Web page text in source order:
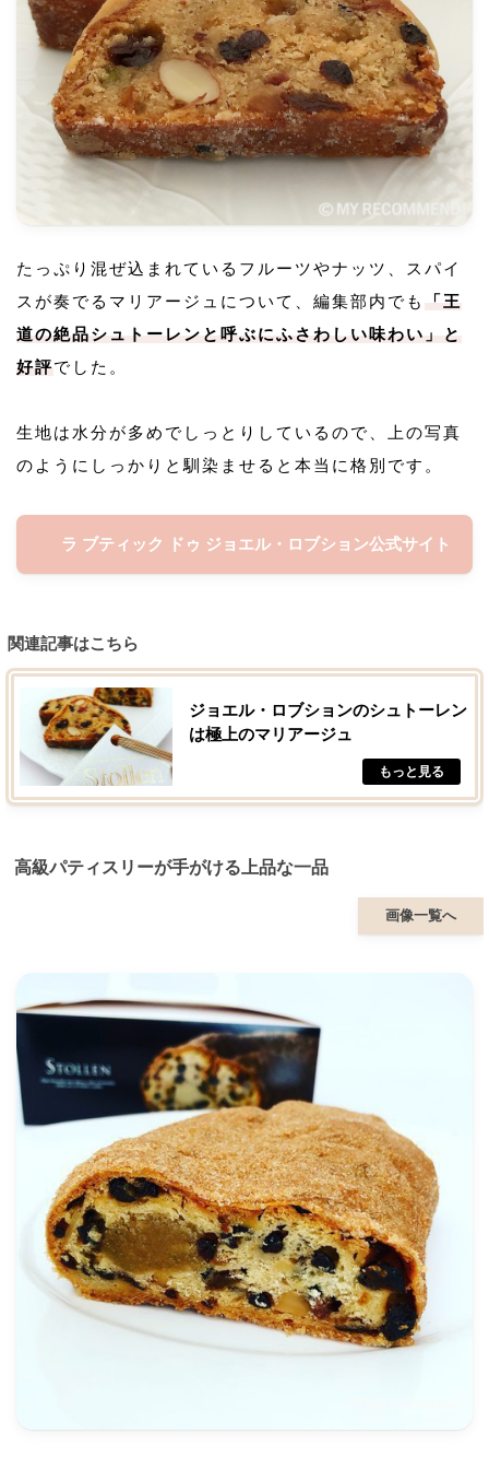
たっぷり混ぜ込まれているフルーツやナッツ、スパイ
スが奏でるマリアージュについて、編集部内でも
「王
道の絶品シュトーレンと呼ぶにふさわしい味わい」と
好評でした。
生地は水分が多めでしっとりしているので、上の写真
のようにしっかりと馴染ませると本当に格別です。
ラ ブティック ドゥ ジョエル・ロブション公式サイト
関連記事はこちら
ジョエル・ロブションのシュトーレン
は極上のマリアージュ
高級パティスリーが手がける上品な一品
画像一覧へ